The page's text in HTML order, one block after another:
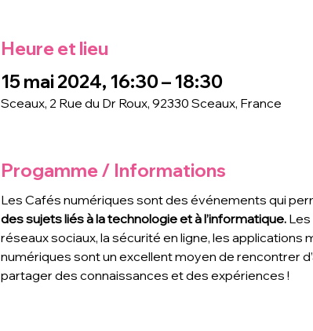
Heure et lieu
15 mai 2024, 16:30 – 18:30
Sceaux, 2 Rue du Dr Roux, 92330 Sceaux, France
Progamme / Informations
Les Cafés numériques sont des événements qui
des sujets liés à la technologie et à l’informatique.
réseaux sociaux, la sécurité en ligne, les
numériques sont un excellent moyen de rencontrer
partager des connaissances et des expériences !